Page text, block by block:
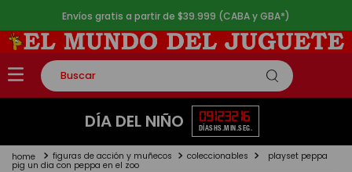
Envíos gratis a partir de $39.999 (CABA y GBA*)
Buscar
TÉRMINOS MÁS BUSCADOS
2.
lego
DÍA DEL NIÑO 09
DÍAS
12
HS.
32
MIN.
15
SEG.
figuras de acción y muñecos coleccionables playset peppa
pig un dia con peppa en el zoo